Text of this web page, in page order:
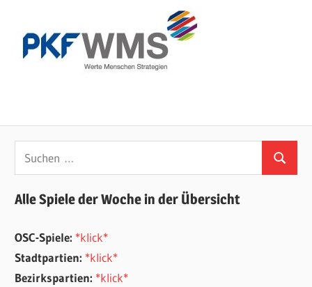
Suchen
nach:
Suchen
Alle Spiele der Woche in der Übersicht
OSC-Spiele: *klick*
Stadtpartien: *klick*
Bezirkspartien: *klick*